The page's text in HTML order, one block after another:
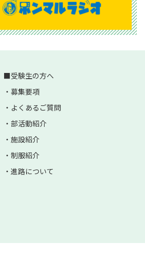
受験生の方へ
募集要項
よくあるご質問
部活動紹介
施設紹介
制服紹介
進路について